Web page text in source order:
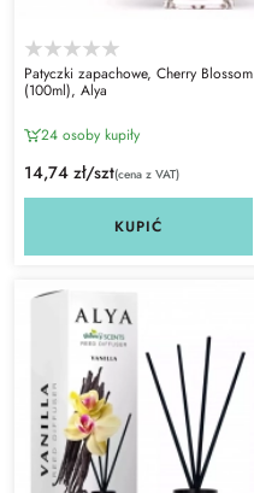
Patyczki zapachowe, Cherry Blossom
(100ml), Alya
24 osoby kupiły
14,74 zł/szt(cena z VAT)
KUPIĆ